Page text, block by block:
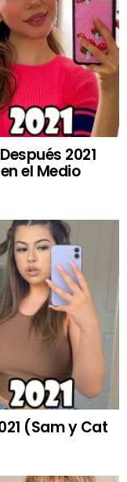
2021
el Medio
(Sam y Cat